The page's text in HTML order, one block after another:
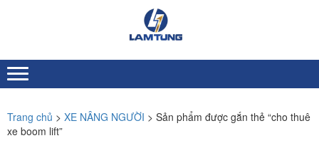
NÂNG
NGƯỜI
LÂM
TÙNG
toàn quốc
Trang chủ > XE NÂNG NGƯỜI > Sản phẩm được gắn thẻ “cho thuê
xe boom lift”